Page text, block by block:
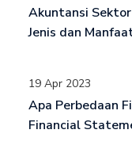
Akuntansi
Jenis dan
19 Apr 2023
Apa Perbedaan
Financial